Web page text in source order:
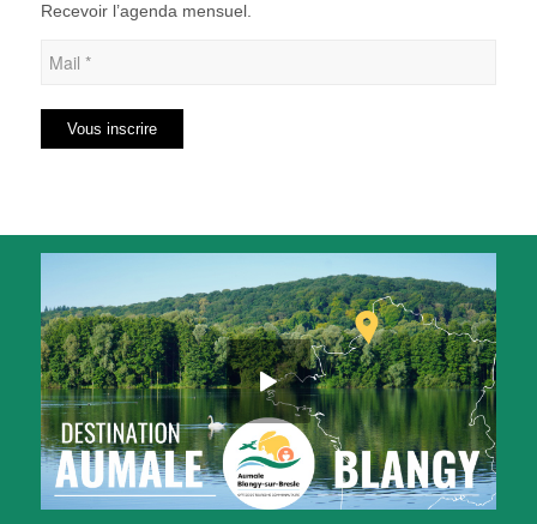
Recevoir l’agenda mensuel.